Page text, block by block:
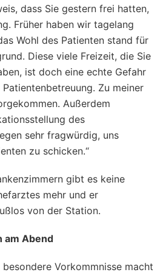
dass Sie gestern frei hatten,
Früher haben wir tagelang
Wohl des Patienten stand für
Diese viele Freizeit, die Sie
ist doch eine echte Gefahr
Zu meiner
Außerdem
des
sehr fragwürdig, uns
zu schicken.“
gibt es keine
mehr und er
von der Station.
am Abend
Vorkommnisse macht